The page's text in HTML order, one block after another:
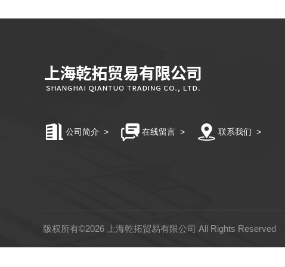
公司简介 > 在线留言 > 联系我们 >
版权所有©2026 上海乾拓贸易有限公司 All Rights Reserved